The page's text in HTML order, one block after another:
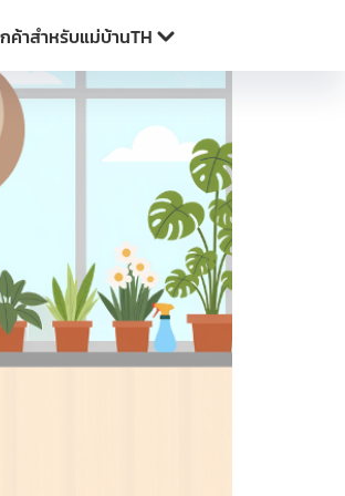
ค้าสำหรับแม่บ้านTH